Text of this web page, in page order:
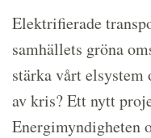
Elektrifierade
samhällets gröna
stärka vårt
av kris? Ett nytt
Energimyndigheten